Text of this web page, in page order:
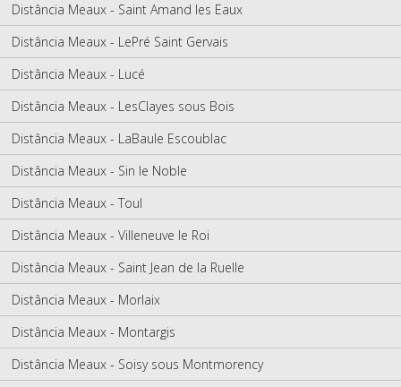
Distância Meaux - Saint Amand les Eaux
Distância Meaux - LePré Saint Gervais
Distância Meaux - Lucé
Distância Meaux - LesClayes sous Bois
Distância Meaux - LaBaule Escoublac
Distância Meaux - Sin le Noble
Distância Meaux - Toul
Distância Meaux - Villeneuve le Roi
Distância Meaux - Saint Jean de la Ruelle
Distância Meaux - Morlaix
Distância Meaux - Montargis
Distância Meaux - Soisy sous Montmorency